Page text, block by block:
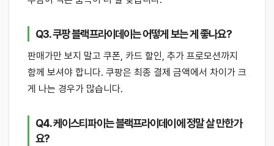
Q3. 쿠팡 블랙프라이데이는 어떻게 보는 게 좋나요?
판매가만 보지 말고 쿠폰, 카드 할인, 추가 프로모션까지
함께 보셔야 합니다. 쿠팡은 최종 결제 금액에서 차이가 크
게 나는 경우가 많습니다.
Q4. 케이스티파이는 블랙프라이데이에 정말 살 만한가
요?